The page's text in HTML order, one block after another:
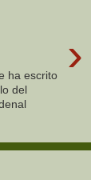
›
ha escrito
del